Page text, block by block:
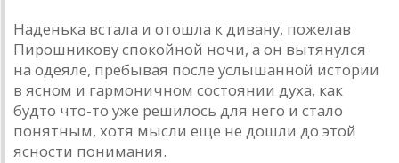
Наденька встала и отошла к дивану, пожелав
Пирошникову спокойной ночи, а он вытянулся
на одеяле, пребывая после услышанной истории
в ясном и гармоничном состоянии духа, как
будто что-то уже решилось для него и стало
понятным, хотя мысли еще не дошли до этой
ясности понимания.